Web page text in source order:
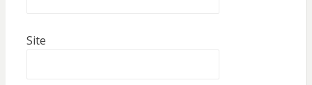
Site